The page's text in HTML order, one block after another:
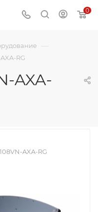
0
—
RG
AXA-
AXA-RG